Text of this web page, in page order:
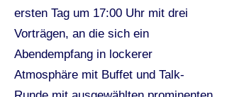
ersten Tag um 17:00 Uhr mit drei
Vorträgen, an die sich ein
Abendempfang in lockerer
Atmosphäre mit Buffet und Talk-